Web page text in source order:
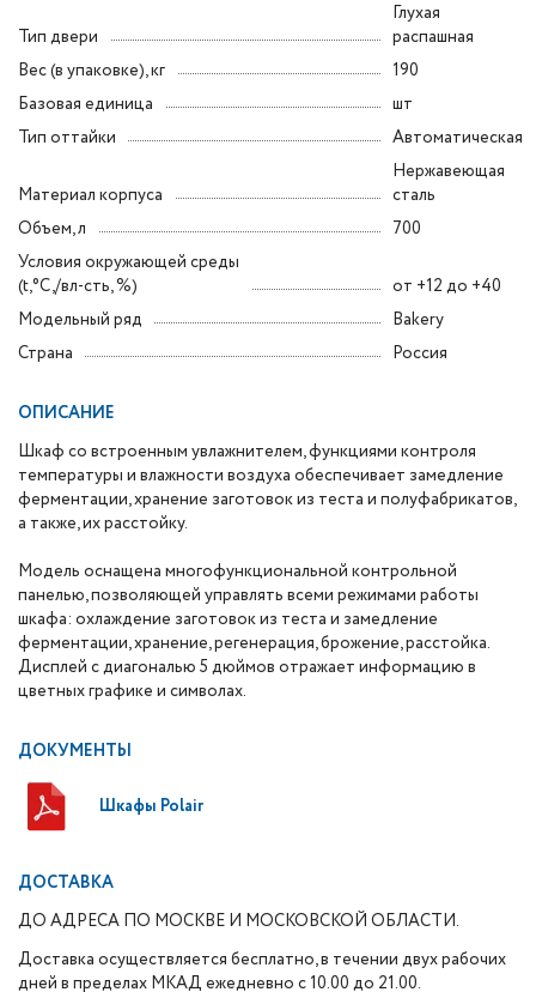
Тип двери
Глухая
распашная
Вес (в упаковке), кг
190
Базовая единица
шт
Тип оттайки
Автоматическая
Материал корпуса
Нержавеющая
сталь
Объем, л
700
Условия окружающей среды
(t,°C,/вл-сть, %)
от +12 до +40
Модельный ряд
Bakery
Страна
Россия
ОПИСАНИЕ
Шкаф со встроенным увлажнителем, функциями контроля
температуры и влажности воздуха обеспечивает замедление
ферментации, хранение заготовок из теста и полуфабрикатов,
а также, их расстойку.
Модель оснащена многофункциональной контрольной
панелью, позволяющей управлять всеми режимами работы
шкафа: охлаждение заготовок из теста и замедление
ферментации, хранение, регенерация, брожение, расстойка.
Дисплей с диагональю 5 дюймов отражает информацию в
цветных графике и символах.
ДОКУМЕНТЫ
Шкафы Polair
ДОСТАВКА
ДО АДРЕСА ПО МОСКВЕ И МОСКОВСКОЙ ОБЛАСТИ.
Доставка осуществляется бесплатно, в течении двух рабочих
дней в пределах МКАД ежедневно с 10.00 до 21.00.